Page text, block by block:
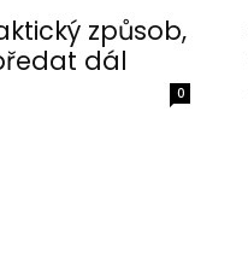
způsob,
dál
0